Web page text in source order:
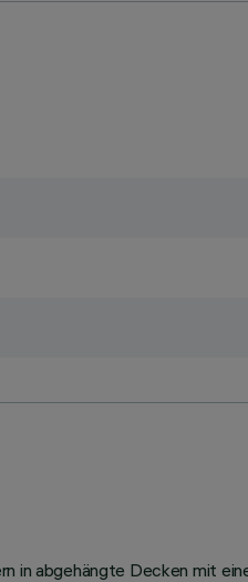
in abgehängte Decken mit